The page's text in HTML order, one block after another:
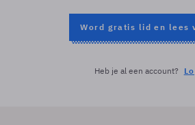
Word gratis lid en lees
Heb je al een account?